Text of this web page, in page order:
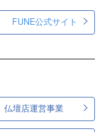
FUNE公式サイト
仏壇店運営事業